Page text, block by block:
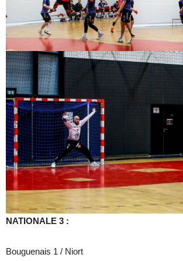
NATIONALE 3 :
Bouguenais 1 / Niort